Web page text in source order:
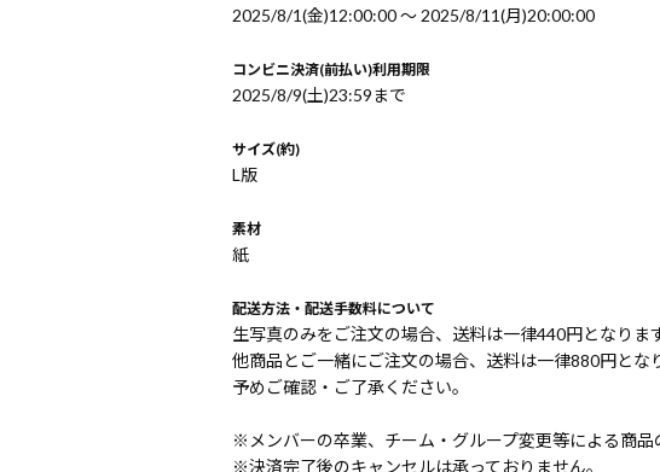
2025/8/1(金)12:00:00 〜 2025/8/11(月)20:00:00
コンビニ決済(前払い)利用期限
2025/8/9(土)23:59まで
サイズ(約)
L版
素材
紙
配送方法・配送手数料について
生写真のみをご注文の場合、送料は一律440円となります
他商品とご一緒にご注文の場合、送料は一律880円とな
予めご確認・ご了承ください。
※メンバーの卒業、チーム・グループ変更等による商品
※決済完了後のキャンセルは承っておりません。